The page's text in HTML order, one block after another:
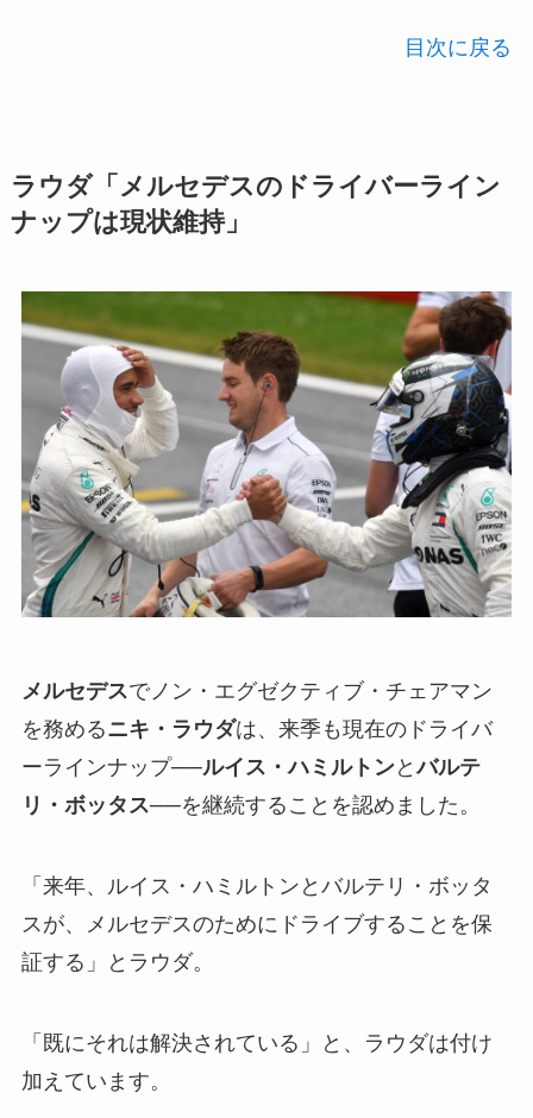
目次に戻る
ラウダ「メルセデスのドライバーライン
ナップは現状維持」
メルセデスでノン・エグゼクティブ・チェアマン
を務めるニキ・ラウダは、来季も現在のドライバ
ーラインナップ──ルイス・ハミルトンとバルテ
リ・ボッタス──を継続することを認めました。
「来年、ルイス・ハミルトンとバルテリ・ボッタ
スが、メルセデスのためにドライブすることを保
証する」とラウダ。
「既にそれは解決されている」と、ラウダは付け
加えています。